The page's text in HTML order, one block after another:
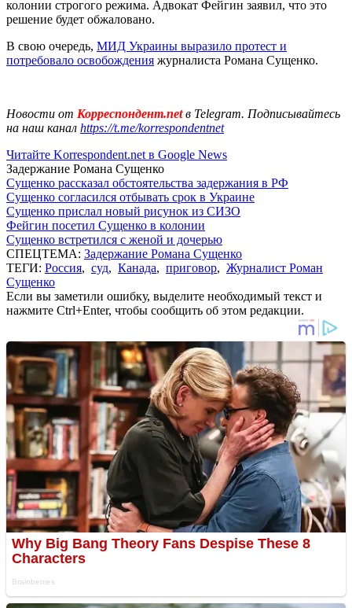
колонии строгого режима. Адвокат Фейгин заявил, что это
решение будет обжаловано.
В свою очередь, МИД Украины выразило протест и
потребовало освобождения журналиста Романа Сущенко.
Новости от Корреспондент.netв Telegram. Подписывайтесь
на наш канал https://t.me/korrespondentnet
Читайте Korrespondent.net в Google News
Задержание Романа Сущенко
Сущенко рассказал обстоятельства задержания в РФ
Сущенко согласился отбывать срок в Украине
Сущенко прислал новый рисунок из СИЗО
Фейгин посетил Сущенко в колонии
Сущенко встретился с женой и дочерью
СПЕЦТЕМА: Задержание Романа Сущенко
ТЕГИ: Россия, суд, Канада, приговор, Журналист Роман
Сущенко
Если вы заметили ошибку, выделите необходимый текст и
нажмите Ctrl+Enter, чтобы сообщить об этом редакции.